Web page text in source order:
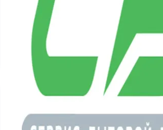
Красота и здоровье